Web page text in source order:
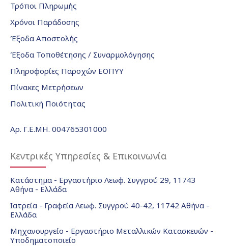
Τρόποι Πληρωμής
Χρόνοι Παράδοσης
Έξοδα Αποστολής
Έξοδα Τοποθέτησης / Συναρμολόγησης
Πληροφορίες Παροχών ΕΟΠΥΥ
Πίνακες Μετρήσεων
Πολιτική Ποιότητας
Αρ. Γ.Ε.ΜΗ. 004765301000
Κεντρικές Υπηρεσίες & Επικοινωνία
Κατάστημα - Εργαστήριο Λεωφ. Συγγρού 29, 11743
Αθήνα - Ελλάδα
Ιατρεία - Γραφεία Λεωφ. Συγγρού 40-42, 11742 Αθήνα -
Ελλάδα
Μηχανουργείο - Εργαστήριο Μεταλλικών Κατασκευών -
Υποδηματοποιείο